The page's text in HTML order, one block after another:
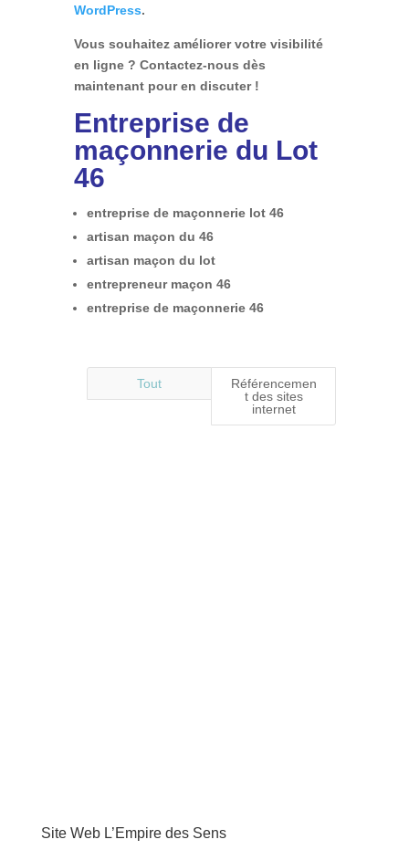
WordPress.
Vous souhaitez améliorer votre visibilité
en ligne ? Contactez-nous dès
maintenant pour en discuter !
Entreprise de
maçonnerie du Lot
46
entreprise de maçonnerie lot 46
artisan maçon du 46
artisan maçon du lot
entrepreneur maçon 46
entreprise de maçonnerie 46
Tout
Référencemen
t des sites
internet
Site Web L’Empire des Sens